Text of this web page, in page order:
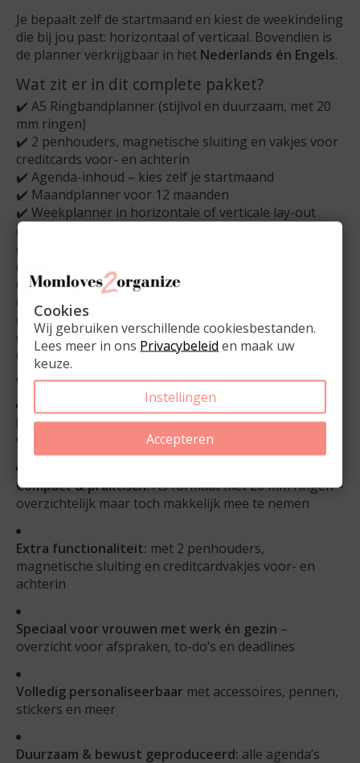
Je bepaalt zelf de startmaand en kiest de weekindeling
die bij jou past: horizontaal of verticaal. Bovendien is
de planner verkrijgbaar in het Nederlands én Engels.
Wat zit er in dit complete pakket?
✔️ A5 Ringbandplanner (stijlvol en duurzaam, met 20
mm ringen)
✔️ 2 penhouders, magnetische sluiting en vakjes voor
creditcards voor- en achterin
✔️ Agenda-inhoud – kies zelf je startmaand
✔️ Maandplanner voor 12 maanden
✔️ Weekplanner in horizontale of verticale lay-out
✔️ Persoonlijke informatiepagina
✔️ Pagina’s voor wachtwoorden
✔️ Adressenoverzicht
✔️ Notitiebladen
✔️ Takenlijsten
✔️ Verjaardagenoverzicht
✔️ Handige liniaal (ook te gebruiken als bladwijzer)
✔️ Ziplockbag om kleine items netjes te bewaren
Waarom kiezen voor deze A5 Agenda?
Flexibel & persoonlijk:jij bepaalt de startmaand en
weekindeling
Compact & praktisch:A5 formaat met 20 mm ringen –
overzichtelijk maar toch makkelijk mee te nemen
Extra functionaliteit: met 2 penhouders,
magnetische sluiting en creditcardvakjes voor- en
achterin
Speciaal voor vrouwen met werk én gezin –
overzicht voor afspraken, to-do’s en deadlines
Volledig personaliseerbaar met accessoires, pennen,
stickers en meer
Duurzaam & bewust geproduceerd: alle agenda’s
Cookies
Wij gebruiken verschillende cookiesbestanden.
Lees meer in ons Privacybeleid en maak uw
keuze.
Instellingen
Accepteren